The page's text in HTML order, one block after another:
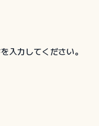
入力してください。